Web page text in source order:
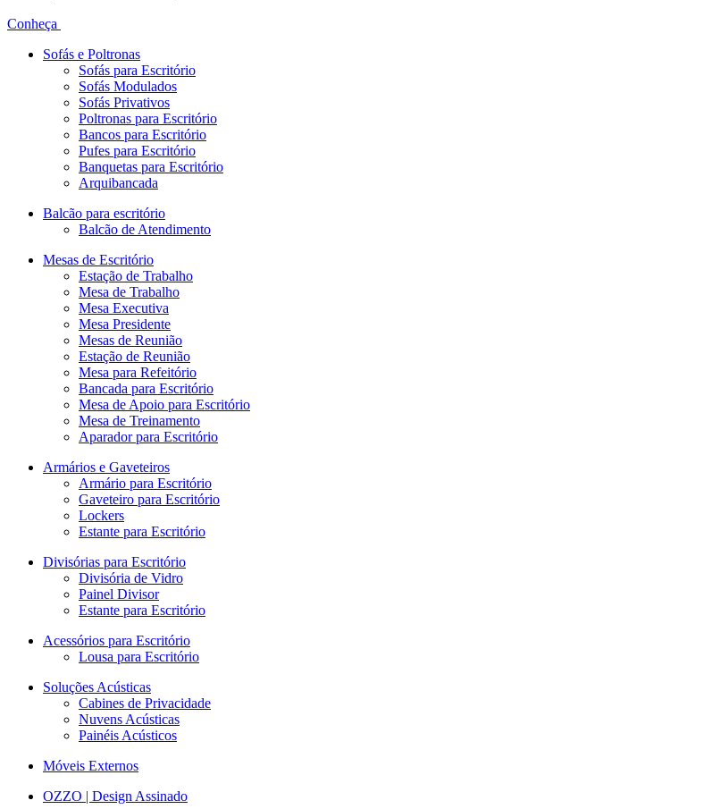
Conheça
Sofás e Poltronas
Sofás para Escritório
Sofás Modulados
Sofás Privativos
Poltronas para Escritório
Bancos para Escritório
Pufes para Escritório
Banquetas para Escritório
Arquibancada
Balcão para escritório
Balcão de Atendimento
Mesas de Escritório
Estação de Trabalho
Mesa de Trabalho
Mesa Executiva
Mesa Presidente
Mesas de Reunião
Estação de Reunião
Mesa para Refeitório
Bancada para Escritório
Mesa de Apoio para Escritório
Mesa de Treinamento
Aparador para Escritório
Armários e Gaveteiros
Armário para Escritório
Gaveteiro para Escritório
Lockers
Estante para Escritório
Divisórias para Escritório
Divisória de Vidro
Painel Divisor
Estante para Escritório
Acessórios para Escritório
Lousa para Escritório
Soluções Acústicas
Cabines de Privacidade
Nuvens Acústicas
Painéis Acústicos
Móveis Externos
OZZO | Design Assinado